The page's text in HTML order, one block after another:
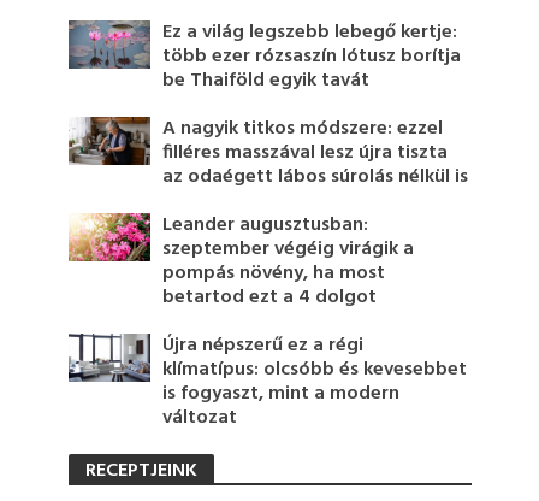
Ez a világ legszebb lebegő kertje:
több ezer rózsaszín lótusz borítja
be Thaiföld egyik tavát
A nagyik titkos módszere: ezzel
filléres masszával lesz újra tiszta
az odaégett lábos súrolás nélkül is
Leander augusztusban:
szeptember végéig virágik a
pompás növény, ha most
betartod ezt a 4 dolgot
Újra népszerű ez a régi
klímatípus: olcsóbb és kevesebbet
is fogyaszt, mint a modern
változat
RECEPTJEINK